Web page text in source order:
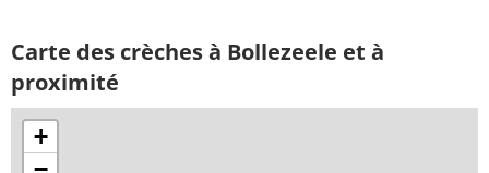
Carte des crèches à Bollezeele et à
proximité
+